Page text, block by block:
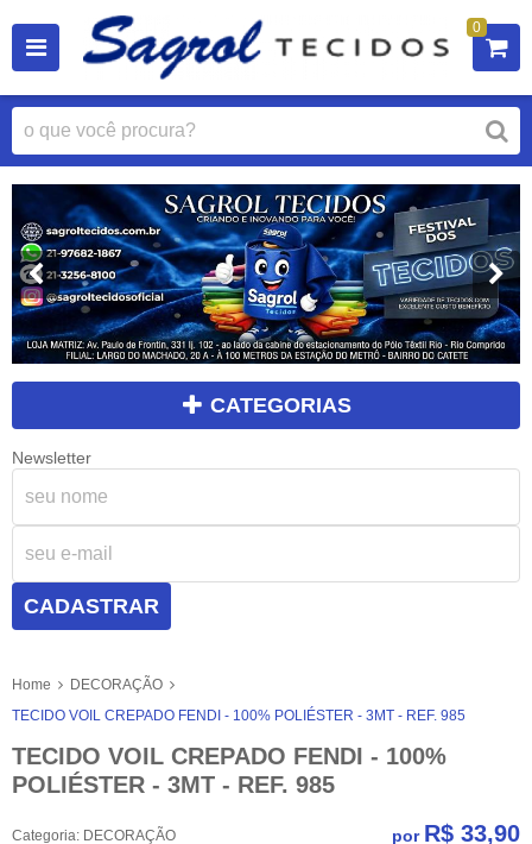
0
CATEGORIAS
Newsletter
CADASTRAR
Home
DECORAÇÃO
TECIDO VOIL CREPADO FENDI - 100% POLIÉSTER - 3MT - REF. 985
TECIDO VOIL CREPADO FENDI - 100%
POLIÉSTER - 3MT - REF. 985
Categoria: DECORAÇÃO por R$ 33,90